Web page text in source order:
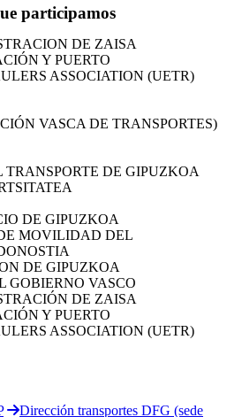
participamos
DE GIPUZKOA
GOBIERNO VASCO
DE ZAISA
Y PUERTO
ASSOCIATION (UETR)
VASCA DE TRANSPORTES)
DE GIPUZKOA
DE GIPUZKOA
MOVILIDAD DEL
DE GIPUZKOA
GOBIERNO VASCO
DE ZAISA
Y PUERTO
ASSOCIATION (UETR)
VASCA DE TRANSPORTES)
Dirección transportes DFG (sede